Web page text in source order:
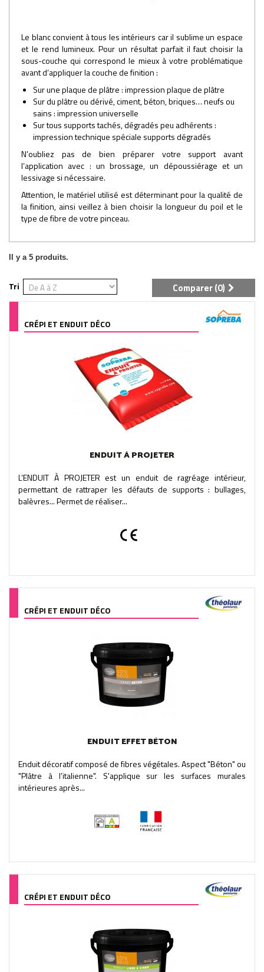
Le blanc convient à tous les intérieurs car il sublime un espace
et le rend lumineux. Pour un résultat parfait il faut choisir la
sous-couche qui correspond le mieux à votre problématique
avant d’appliquer la couche de finition :
Sur une plaque de plâtre : impression plaque de plâtre
Sur du plâtre ou dérivé, ciment, béton, briques… neufs ou
sains : impression universelle
Sur tous supports tachés, dégradés peu adhérents :
impression technique spéciale supports dégradés
N’oubliez pas de bien préparer votre support avant
l’application avec : un brossage, un dépoussiérage et un
lessivage si nécessaire.
Attention, le matériel utilisé est déterminant pour la qualité de
la finition, ainsi veillez à bien choisir la longueur du poil et le
type de fibre de votre pinceau.
Il y a 5 produits.
Tri Comparer (0)
CRÉPI ET ENDUIT DÉCO
ENDUIT À PROJETER
L’ENDUIT À PROJETER est un enduit de ragréage intérieur,
permettant de rattraper les défauts de supports : bullages,
balèvres... Permet de réaliser...
CRÉPI ET ENDUIT DÉCO
ENDUIT EFFET BÉTON
Enduit décoratif composé de fibres végétales. Aspect "Béton" ou
"Plâtre à l’italienne". S'applique sur les surfaces murales
intérieures après...
CRÉPI ET ENDUIT DÉCO